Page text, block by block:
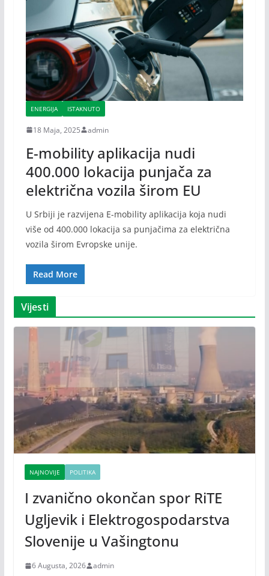
ENERGIJA ISTAKNUTO
18 Maja, 2025 admin
E-mobility aplikacija nudi
400.000 lokacija punjača za
električna vozila širom EU
U Srbiji je razvijena E-mobility aplikacija koja nudi
više od 400.000 lokacija sa punjačima za električna
vozila širom Evropske unije.
Read More
Vijesti
NAJNOVIJE POLITIKA
I zvanično okončan spor RiTE
Ugljevik i Elektrogospodarstva
Slovenije u Vašingtonu
6 Augusta, 2026 admin